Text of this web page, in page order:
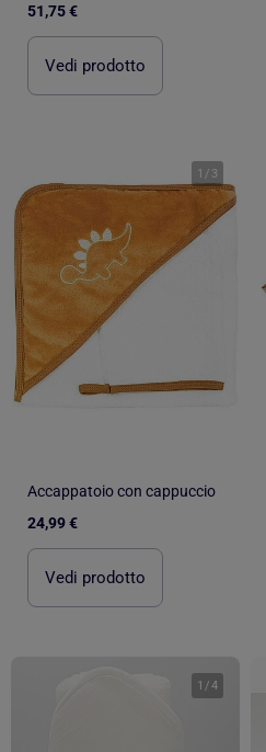
51,75 €
Vedi prodotto
1 / 3
Accappatoio con cappuccio
24,99 €
Vedi prodotto
1 /4